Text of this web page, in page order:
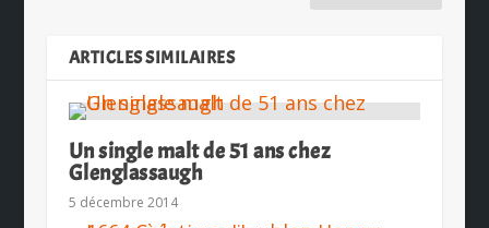
ARTICLES SIMILAIRES
Un single malt de 51 ans chez
Glenglassaugh
5 décembre 2014